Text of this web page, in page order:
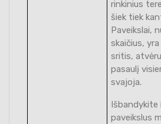
rinkinius
šiek tiek
Paveikslai,
skaičius,
sritis,
pasaulį
svajoja.
Išbandykite
paveikslus